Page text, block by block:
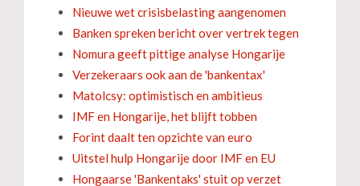
Nieuwe wet crisisbelasting aangenomen
Banken spreken bericht over vertrek tegen
Nomura geeft pittige analyse Hongarije
Verzekeraars ook aan de 'bankentax'
Matolcsy: optimistisch en ambitieus
IMF en Hongarije, het blijft tobben
Forint daalt ten opzichte van euro
Uitstel hulp Hongarije door IMF en EU
Hongaarse 'Bankentaks' stuit op verzet